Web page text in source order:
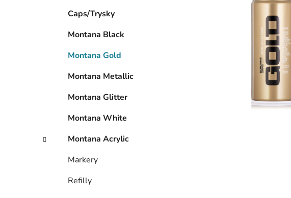
e
l
Caps/Trysky
Montana Black
Montana Gold
Montana Metallic
Montana Glitter
Montana White
Montana Acrylic
Markery
Refilly